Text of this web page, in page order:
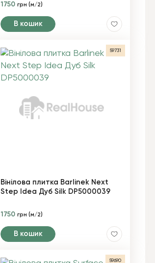
1750грн (м/2)
В кошик
59731
Вінілова плитка Barlinek Next
Step Idea Дуб Silk DP5000039
1750грн (м/2)
В кошик
59690